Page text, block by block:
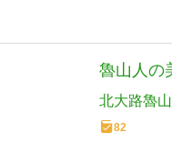
魯山人の
北大路魯山
82